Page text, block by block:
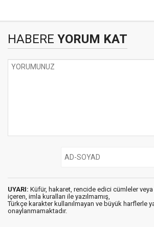
HABERE YORUM KAT
UYARI: Küfür, hakaret, rencide edici cümleler veya
içeren, imla kuralları ile yazılmamış,
Türkçe karakter kullanılmayan ve büyük harflerle
onaylanmamaktadır.